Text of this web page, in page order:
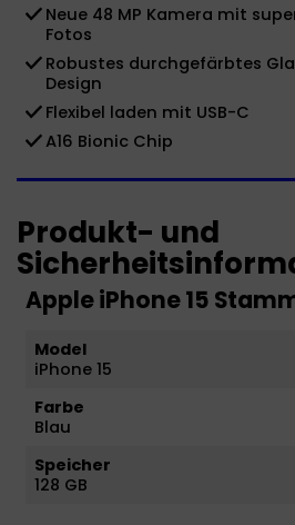
Neue 48 MP Kamera mit
Fotos
Robustes durchgefärbtes
Design
Flexibel laden mit USB-C
A16 Bionic Chip
Produkt- und
Apple iPhone 15
Model
iPhone 15
Farbe
Blau
Speicher
128 GB